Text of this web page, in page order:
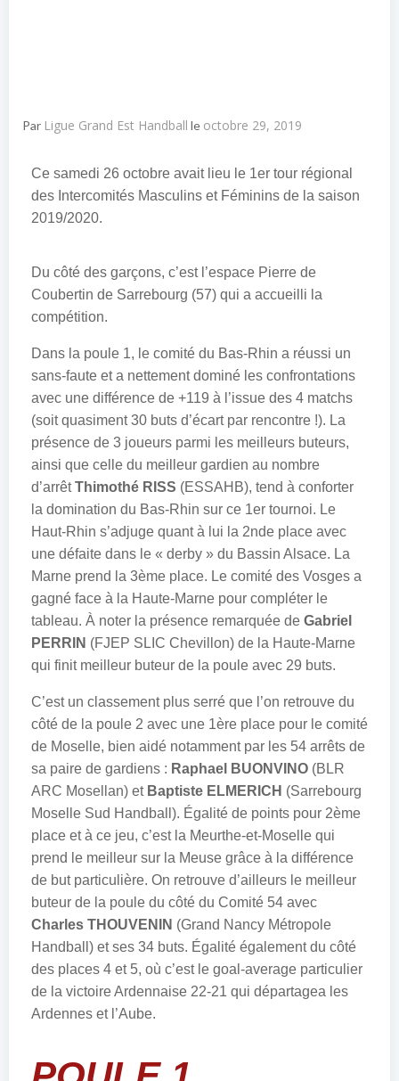
Par Ligue Grand Est Handball le octobre 29, 2019
Ce samedi 26 octobre avait lieu le 1er tour régional
des Intercomités Masculins et Féminins de la saison
2019/2020.
Du côté des garçons, c’est l’espace Pierre de
Coubertin de Sarrebourg (57) qui a accueilli la
compétition.
Dans la poule 1, le comité du Bas-Rhin a réussi un
sans-faute et a nettement dominé les confrontations
avec une différence de +119 à l’issue des 4 matchs
(soit quasiment 30 buts d’écart par rencontre !). La
présence de 3 joueurs parmi les meilleurs buteurs,
ainsi que celle du meilleur gardien au nombre
d’arrêtThimothé RISS (ESSAHB), tend à conforter
la domination du Bas-Rhin sur ce 1er tournoi. Le
Haut-Rhin s’adjuge quant à lui la 2nde place avec
une défaite dans le « derby » du Bassin Alsace. La
Marne prend la 3ème place. Le comité des Vosges a
gagné face à la Haute-Marne pour compléter le
tableau. À noter la présence remarquée de Gabriel
PERRIN (FJEP SLIC Chevillon) de la Haute-Marne
qui finit meilleur buteur de la poule avec 29 buts.
C’est un classement plus serré que l’on retrouve du
côté de la poule 2 avec une 1ère place pour le comité
de Moselle, bien aidé notamment par les 54 arrêts de
sa paire de gardiens : Raphael BUONVINO (BLR
ARC Mosellan) et Baptiste ELMERICH (Sarrebourg
Moselle Sud Handball). Égalité de points pour 2ème
place et à ce jeu, c’est la Meurthe-et-Moselle qui
prend le meilleur sur la Meuse grâce à la différence
de but particulière. On retrouve d’ailleurs le meilleur
buteur de la poule du côté du Comité 54 avec
Charles THOUVENIN (Grand Nancy Métropole
Handball) et ses 34 buts. Égalité également du côté
des places 4 et 5, où c’est le goal-average particulier
de la victoire Ardennaise 22-21 qui départagea les
Ardennes et l’Aube.